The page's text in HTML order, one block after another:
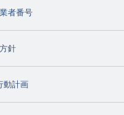
者番号
針
動計画